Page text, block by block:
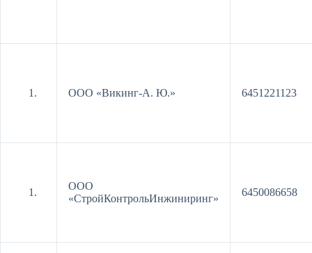
ООО «Викинг-А. Ю.» 6451221123
ООО
«СтройКонтрольИнжиниринг»
6450086658